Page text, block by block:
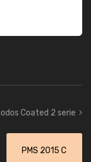
Coated 2 serie
PMS 2015 C